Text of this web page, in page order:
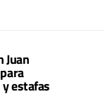
Juan
estafas